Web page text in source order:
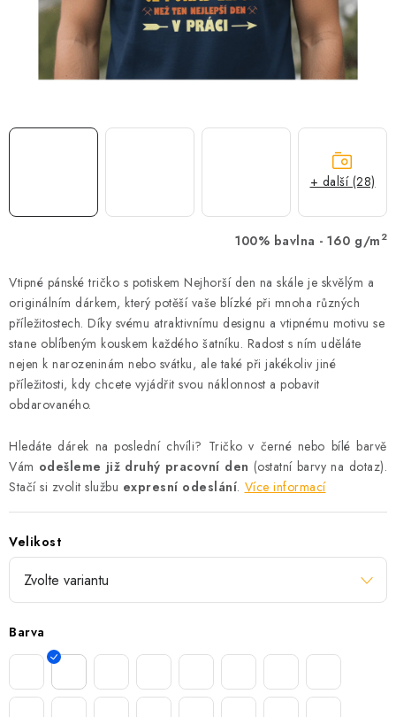
Časté otázky
Doprava a platba
Obchodní podmínky
Zásady zpracování ochrany osobních údajů
Napište nám
100% bavlna - 160 g/m 2
Vtipné pánské tričko s potiskem Nejhorší den na skále je skvělým a
originálním dárkem, který potěší vaše blízké při mnoha různých
příležitostech. Díky svému atraktivnímu designu a vtipnému motivu se
stane oblíbeným kouskem každého šatníku. Radost s ním uděláte
nejen k narozeninám nebo svátku, ale také při jakékoliv jiné
příležitosti, kdy chcete vyjádřit svou náklonnost a pobavit
obdarovaného.
Hledáte dárek na poslední chvíli? Tričko v černé nebo bílé barvě
Vám odešleme již druhý pracovní den (ostatní barvy na dotaz).
Stačí si zvolit službu expresní odeslání. Více informací
Velikost
Barva
+ další (28)